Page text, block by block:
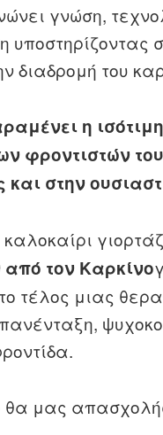
γνώση,
υποστηρίζοντας
διαδρομή του
η
φροντιστών
και στην
τον Καρκίνο
τέλος μιας
μας